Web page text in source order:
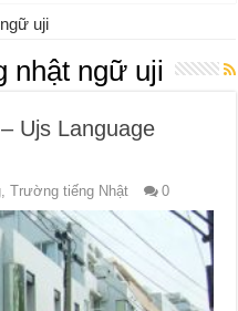
uji
nhật ngữ uji
Ujs Language
,Trường tiếng Nhật 0